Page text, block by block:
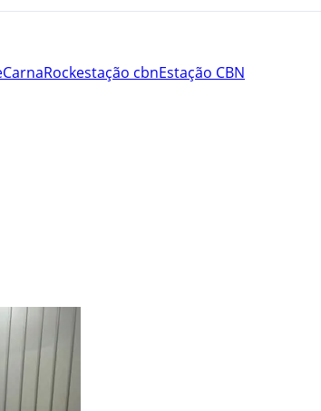
CarnaRockestação cbnEstação CBN